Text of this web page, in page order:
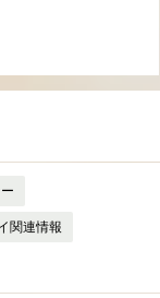
関連情報